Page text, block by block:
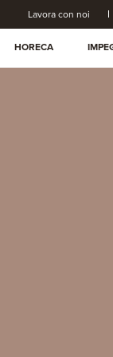
Lavora con noi
HORECA